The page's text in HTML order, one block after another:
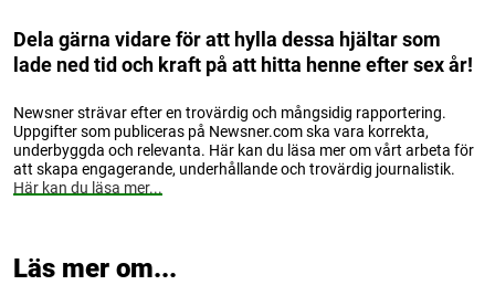
Dela gärna vidare för att hylla dessa hjältar som
lade ned tid och kraft på att hitta henne efter sex år!
Newsner strävar efter en trovärdig och mångsidig rapportering.
Uppgifter som publiceras på Newsner.com ska vara korrekta,
underbyggda och relevanta. Här kan du läsa mer om vårt arbeta för
att skapa engagerande, underhållande och trovärdig journalistik.
Här kan du läsa mer...
Läs mer om...